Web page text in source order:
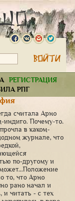
РЕГИСТРАЦИЯ
РПГ
считала Арно
индиго. Почему-то.
в каком-
журнале, что
по-другому и
то, что Арно
рано начал и
и читать - с тех